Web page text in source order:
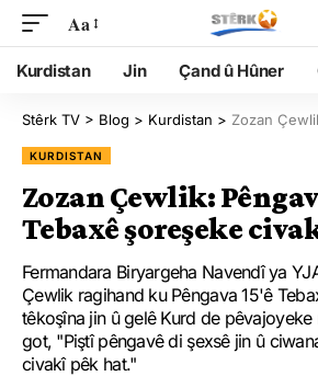
Aa
Kurdistan Jin Çand û Hûner
Stêrk TV > Blog > Kurdistan > Zozan Çewlik:
KURDISTAN
Zozan Çewlik:
Tebaxê şoreşeke
Fermandara Biryargeha Navendî ya
Çewlik ragihand ku Pêngava 15'ê
têkoşîna jin û gelê Kurd de
got, "Piştî pêngavê di şexsê jin û
civakî pêk hat."